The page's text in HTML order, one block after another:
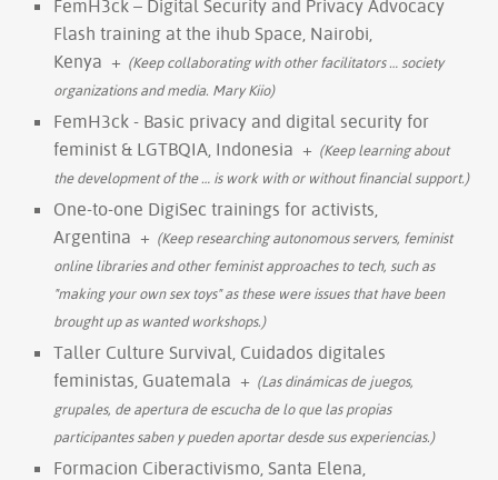
FemH3ck – Digital Security and Privacy Advocacy
Flash training at the ihub Space, Nairobi,
Kenya + (Keep collaborating with other facilitators… society
organizations and media. Mary Kiio)
FemH3ck - Basic privacy and digital security for
feminist & LGTBQIA, Indonesia + (Keep learning about
the development of the… is work with or without financial support.)
One-to-one DigiSec trainings for activists,
Argentina + (Keep researching autonomous servers, feminist
online libraries and other feminist approaches to tech, such as
"making your own sex toys" as these were issues that have been
brought up as wanted workshops.)
Taller Culture Survival, Cuidados digitales
feministas, Guatemala + (Las dinámicas de juegos,
grupales, de apertura de escucha de lo que las propias
participantes saben y pueden aportar desde sus experiencias.)
Formacion Ciberactivismo, Santa Elena,